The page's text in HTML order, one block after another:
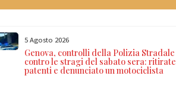
5 Agosto 2026
Genova, controlli della Polizia Stradale
contro le stragi del sabato sera: ritirate
patenti e denunciato un motociclista